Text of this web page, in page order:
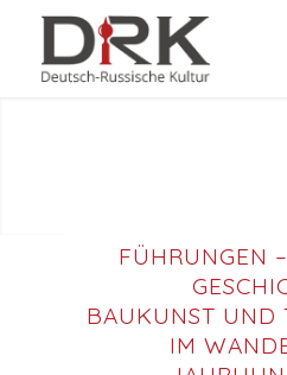
FÜHRUNGEN
BAUKUNST UND
IM